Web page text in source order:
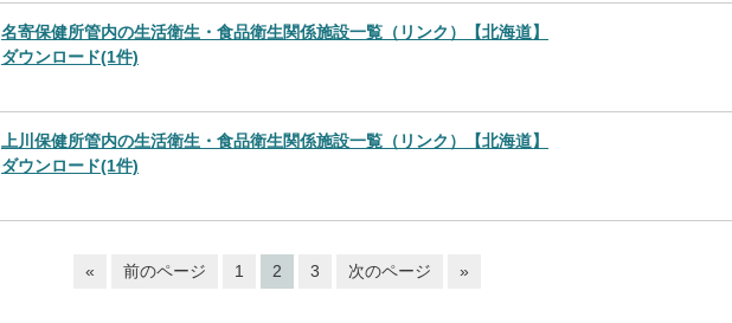
名寄保健所管内の生活衛生・食品衛生関係施設一覧（リンク）【北海道】
ダウンロード(1件)
上川保健所管内の生活衛生・食品衛生関係施設一覧（リンク）【北海道】
ダウンロード(1件)
« 前のページ 1 2 3 次のページ »